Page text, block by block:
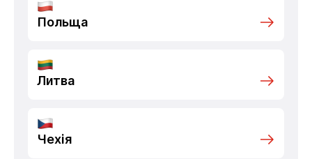
Польща
Литва
Чехія